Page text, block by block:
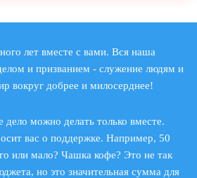
лет вместе с вами. Вся наша
и призванием - служение людям и
вокруг добрее и милосерднее!
можно делать только вместе.
вас о поддержке. Например, 50
или мало? Чашка кофе? Это не так
но это значительная сумма для